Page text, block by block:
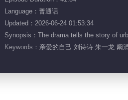
Language：普通话
Updated：2026-06-24 01:53:34
Synopsis：The drama tells the story of
Keywords： 亲爱的自己 刘诗诗 朱一龙 阚